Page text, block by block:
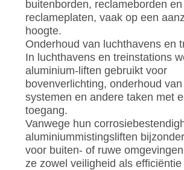
buitenborden, reclameborden
reclameplaten, vaak op een
hoogte.
Onderhoud van luchthavens en
In luchthavens en treinstations
aluminium-liften gebruikt voor
bovenverlichting, onderhoud
systemen en andere taken met
toegang.
Vanwege hun
aluminiummistingsliften
voor buiten- of ruwe
ze zowel veiligheid als efficiëntie